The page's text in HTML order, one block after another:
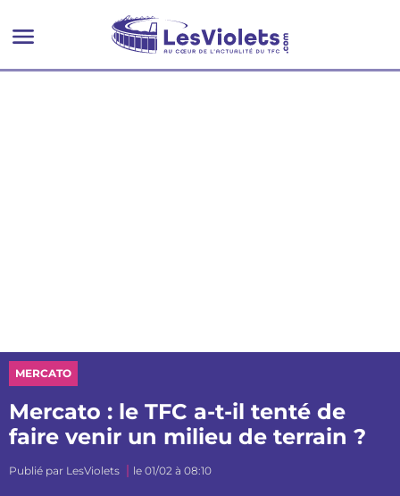
MERCATO
Mercato : le TFC a-t-il tenté de
faire venir un milieu de terrain ?
Publié par LesViolets le 01/02 à 08:10